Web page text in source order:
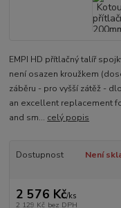
EMPI HD přítlačný talíř
není osazen kroužkem
záběru - pro vyšší zátěž -
an excellent replacement
and sm... celý popis
Dostupnost Není
2 576 Kč/ks
2 129 Kč bez DPH